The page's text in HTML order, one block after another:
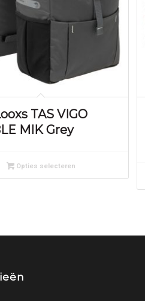
TAS VIGO
MIK Grey
Opties selecteren